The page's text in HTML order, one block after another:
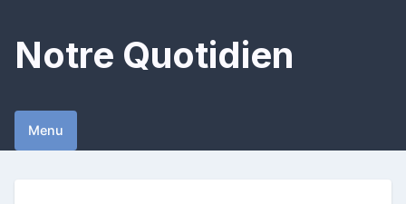
content
Notre Quotidien
Menu